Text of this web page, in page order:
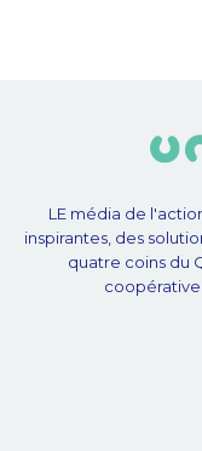
LE média de
inspirantes, des
quatre coins du
coopérative